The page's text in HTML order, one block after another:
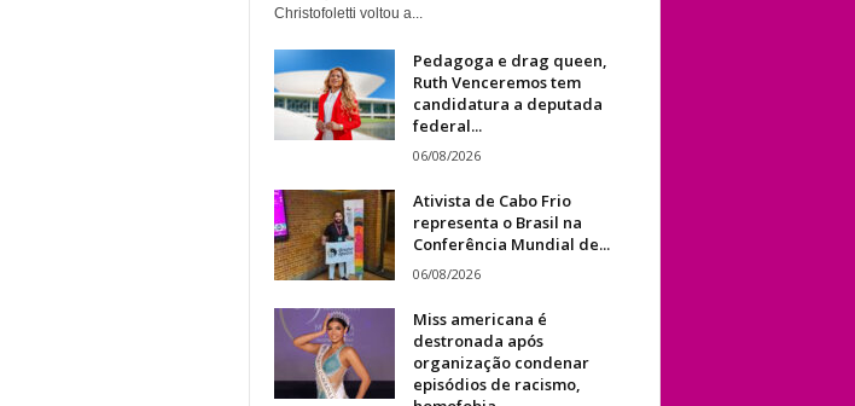
Christofoletti voltou a...
Pedagoga e drag queen,
Ruth Venceremos tem
candidatura a deputada
federal...
06/08/2026
Ativista de Cabo Frio
representa o Brasil na
Conferência Mundial de...
06/08/2026
Miss americana é
destronada após
organização condenar
episódios de racismo,